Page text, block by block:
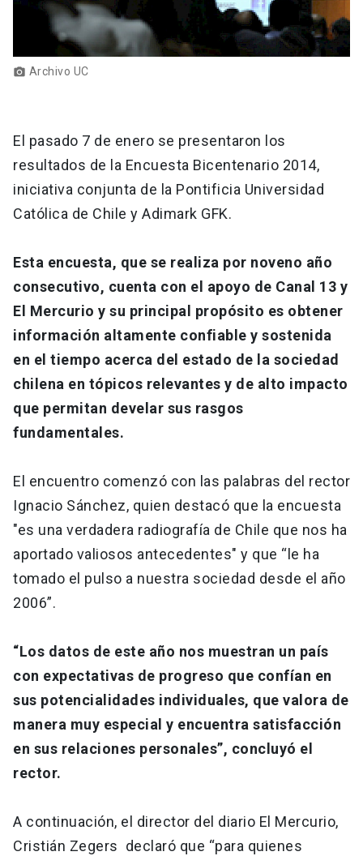
photo_camera Archivo UC
El pasado 7 de enero se presentaron los
resultados de la Encuesta Bicentenario 2014,
iniciativa conjunta de la Pontificia Universidad
Católica de Chile y Adimark GFK.
Esta encuesta, que se realiza por noveno año
consecutivo, cuenta con el apoyo de Canal 13 y
El Mercurio y su principal propósito es obtener
información altamente confiable y sostenida
en el tiempo acerca del estado de la sociedad
chilena en tópicos relevantes y de alto impacto
que permitan develar sus rasgos
fundamentales.
El encuentro comenzó con las palabras del rector
Ignacio Sánchez, quien destacó que la encuesta
"es una verdadera radiografía de Chile que nos ha
aportado valiosos antecedentes" y que “le ha
tomado el pulso a nuestra sociedad desde el año
2006”.
“Los datos de este año nos muestran un país
con expectativas de progreso que confían en
sus potencialidades individuales, que valora de
manera muy especial y encuentra satisfacción
en sus relaciones personales”, concluyó el
rector.
A continuación, el director del diario El Mercurio,
Cristián Zegers declaró que “para quienes